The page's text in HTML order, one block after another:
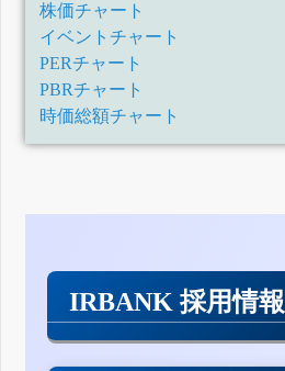
株価チャート
イベントチャート
PERチャート
PBRチャート
時価総額チャート
IRBANK 採用情報